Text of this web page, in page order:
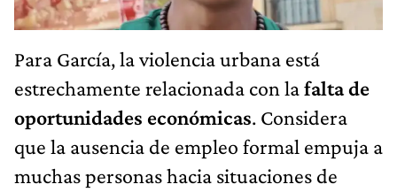
Para García, la violencia urbana está
estrechamente relacionada con lafalta de
oportunidades económicas. Considera
que la ausencia de empleo formal empuja a
muchas personas hacia situaciones de